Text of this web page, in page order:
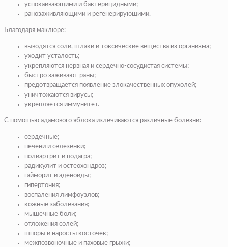
успокаивающими и бактерицидными;
ранозаживляющими и регенерирующими.
Благодаря маклюре:
выводятся соли, шлаки и токсические вещества из организма;
уходит усталость;
укрепляются нервная и сердечно-сосудистая системы;
быстро заживают раны;
предотвращается появление злокачественных опухолей;
уничтожаются вирусы;
укрепляется иммунитет.
С помощью адамового яблока излечиваются различные болезни:
сердечные;
печени и селезенки;
полиартрит и подагра;
радикулит и остеохондроз;
гайморит и аденоиды;
гипертония;
воспаления лимфоузлов;
кожные заболевания;
мышечные боли;
отложения солей;
шпоры и наросты косточек;
межпозвоночные и паховые грыжи;